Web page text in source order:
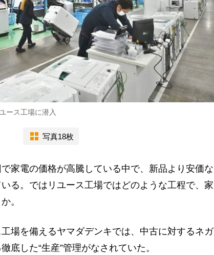
ース工場に潜入
写真18枚
家電の価格が高騰している中で、新品より安価な
る。ではリユース工場ではどのような工程で、家
。
場を備えるヤマダデンキでは、中古に対するネガ
底した“生産”管理がなされていた。